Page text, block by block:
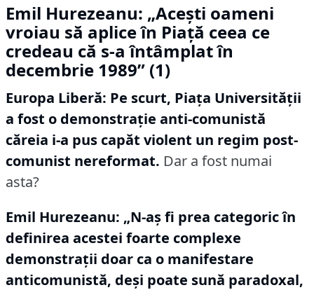
Emil Hurezeanu: „Acești oameni
vroiau să aplice în Piață ceea ce
credeau că s-a întâmplat în
decembrie 1989” (1)
Europa Liberă: Pe scurt, Piața Universității
a fost o demonstrație anti-comunistă
căreia i-a pus capăt violent un regim post-
comunist nereformat. Dar a fost numai
asta?
Emil Hurezeanu: „N-aș fi prea categoric în
definirea acestei foarte complexe
demonstrații doar ca o manifestare
anticomunistă, deși poate sună paradoxal,